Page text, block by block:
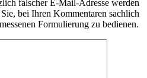
falscher E-Mail-Adresse werden
bei Ihren Kommentaren sachlich
Formulierung zu bedienen.